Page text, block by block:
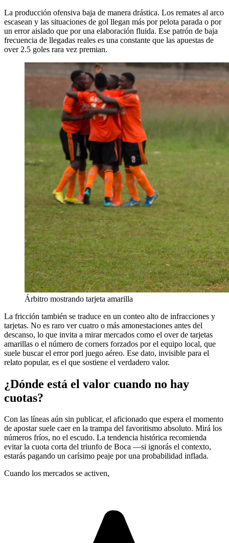
La producción ofensiva baja de manera drástica. Los remates al arco
escasean y las situaciones de gol llegan más por pelota parada o por
un error aislado que por una elaboración fluida. Ese patrón de baja
frecuencia de llegadas reales es una constante que las apuestas de
over 2.5 goles rara vez premian.
Árbitro mostrando tarjeta amarilla
La fricción también se traduce en un conteo alto de infracciones y
tarjetas. No es raro ver cuatro o más amonestaciones antes del
descanso, lo que invita a mirar mercados como el over de tarjetas
amarillas o el número de corners forzados por el equipo local, que
suele buscar el error porl juego aéreo. Ese dato, invisible para el
relato popular, es el que sostiene el verdadero valor.
¿Dónde está el valor cuando no hay
cuotas?
Con las líneas aún sin publicar, el aficionado que espera el momento
de apostar suele caer en la trampa del favoritismo absoluto. Mirá los
números fríos, no el escudo. La tendencia histórica recomienda
evitar la cuota corta del triunfo de Boca —si ignorás el contexto,
estarás pagando un carísimo peaje por una probabilidad inflada.
Cuando los mercados se activen,